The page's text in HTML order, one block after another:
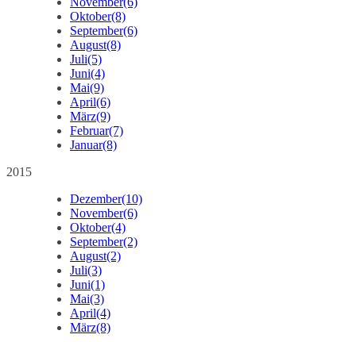
Oktober(8)
September(6)
August(8)
Juli(5)
Juni(4)
Mai(9)
April(6)
März(9)
Februar(7)
Januar(8)
2015
Dezember(10)
November(6)
Oktober(4)
September(2)
August(2)
Juli(3)
Juni(1)
Mai(3)
April(4)
März(8)